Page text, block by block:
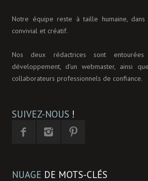
Notre équipe reste à taille humaine,
convivial et créatif.
Nos deux rédactrices sont
développement, d'un webmaster, ainsi
collaborateurs professionnels de confiance.
SUIVEZ-NOUS !
NUAGE DE MOTS-CLÉS